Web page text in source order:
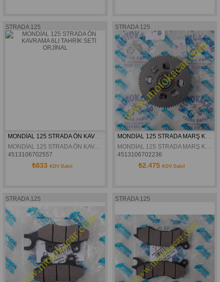
STRADA 125
MONDİAL 125 STRADA ÖN KAVRAMA 6LI TAHRİK SETİ ORJİNAL
MONDİAL 125 STRADA ÖN KAVRAMA 6LI TAHRİK SETİ ORJİNAL
4513106702557
₺833 KDV Dahil
STRADA 125
4513106702236
₺2.475 KDV Dahil
STRADA 125 STRADA 125